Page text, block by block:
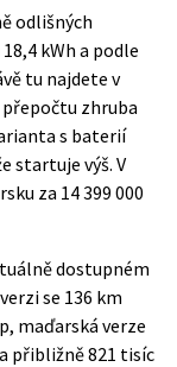
odlišných
kWh a podle
tu najdete v
zhruba
s baterií
startuje výš. V
za 14 399 000
dostupném
se 136 km
maďarská verze
přibližně 821 tisíc